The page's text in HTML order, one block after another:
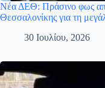
Νέα ΔΕΘ: Πράσινο φως
Θεσσαλονίκης για τη
30 Ιουλίου, 2026